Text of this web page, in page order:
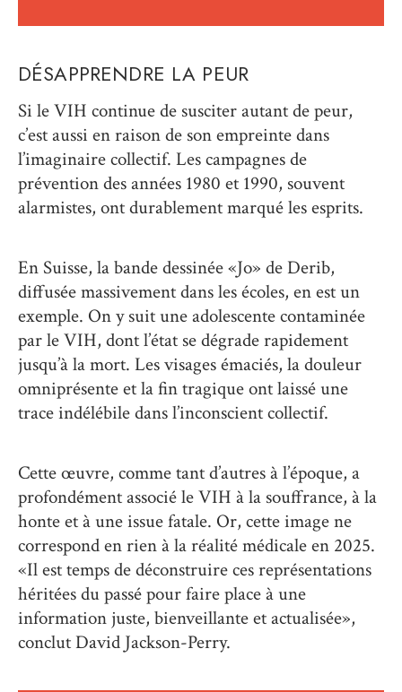
DÉSAPPRENDRE LA PEUR
Si le VIH continue de susciter autant de peur,
c’est aussi en raison de son empreinte dans
l’imaginaire collectif. Les campagnes de
prévention des années 1980 et 1990, souvent
alarmistes, ont durablement marqué les esprits.
En Suisse, la bande dessinée «Jo» de Derib,
diffusée massivement dans les écoles, en est un
exemple. On y suit une adolescente contaminée
par le VIH, dont l’état se dégrade rapidement
jusqu’à la mort. Les visages émaciés, la douleur
omniprésente et la fin tragique ont laissé une
trace indélébile dans l’inconscient collectif.
Cette œuvre, comme tant d’autres à l’époque, a
profondément associé le VIH à la souffrance, à la
honte et à une issue fatale. Or, cette image ne
correspond en rien à la réalité médicale en 2025.
«Il est temps de déconstruire ces représentations
héritées du passé pour faire place à une
information juste, bienveillante et actualisée»,
conclut David Jackson-Perry.